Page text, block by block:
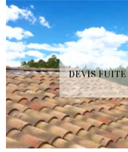
DEVIS